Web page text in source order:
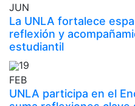
JUN
La UNLA fortalece
reflexión y
estudiantil
19
FEB
UNLA participa en el